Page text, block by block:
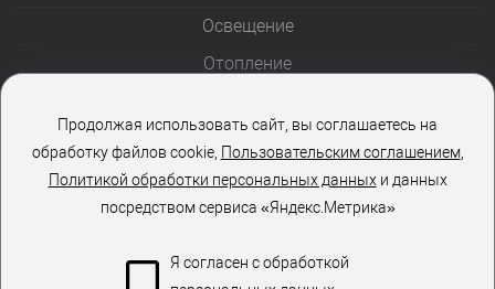
Освещение
Отопление
Розетки и выключатели
Стеклоблоки
Столы и стулья
Продолжая использовать сайт, вы соглашаетесь на
обработку файлов cookie, Пользовательским соглашением,
Политикой обработки персональных данныхи данных
посредством сервиса «Яндекс.Метрика»
Я согласен с обработкой